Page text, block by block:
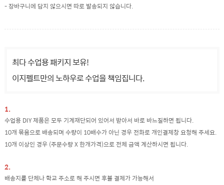
- 장바구니에 담지 않으시면 따로 발송되지 않습니다.
최다 수업용 패키지 보유!
이지펠트만의 노하우로 수업을 책임집니다.
1.
수업용 DIY 제품은 모두 기계재단되어 있어서 받아서 바로 바느질하면 됩니다.
10개 묶음으로 배송되며 수량이 10배수가 아닌 경우 전화로 개인결제창 요청해 주세요.
10개 이상인 경우 (주문수량 X 한개가격)으로 전체 금액 계산하시면 됩니다.
2.
배송지를 단체나 학교 주소로 해 주시면 후불 결제가 가능해서